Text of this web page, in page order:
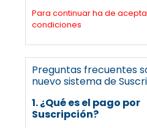
Para continuar ha de
condiciones
Preguntas frecuentes
nuevo sistema de
1. ¿Qué es el pago por
Suscripción?